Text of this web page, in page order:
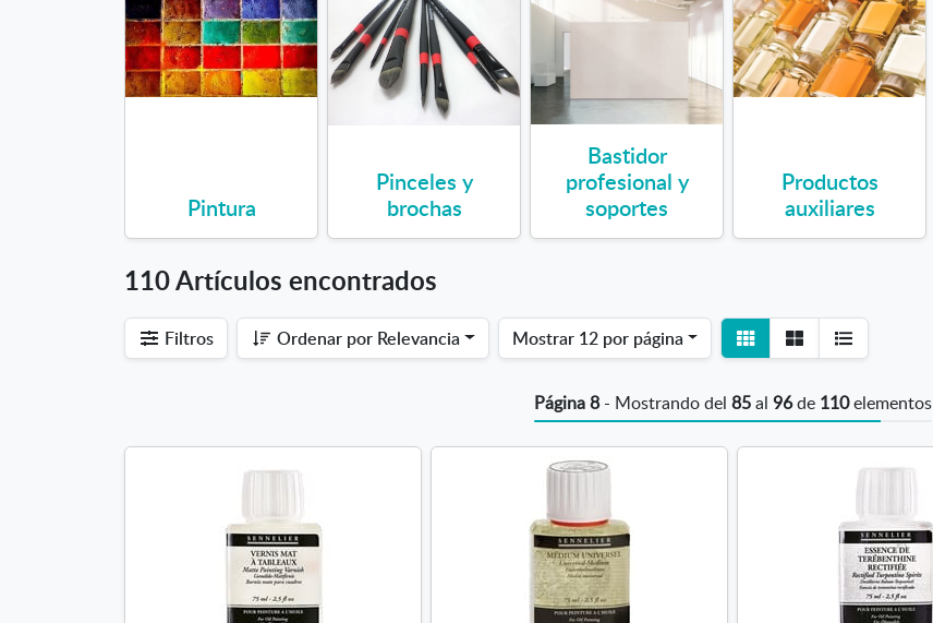
Pintura
Pinceles y
brochas
Bastidor
profesional y
soportes
Productos
auxiliares
110 Artículos encontrados
Filtros Ordenar por Relevancia Mostrar 12 por página
detallelistado
Página 8- Mostrando del 85al 96de 110elementos